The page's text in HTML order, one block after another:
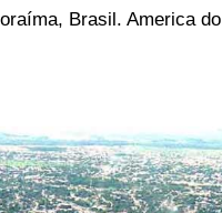
Brasil. America do